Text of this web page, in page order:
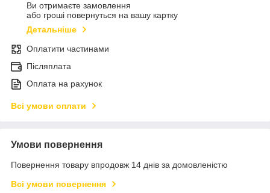
Ви отримаєте замовлення
або гроші повернуться на вашу картку
Детальніше
Оплатити частинами
Післяплата
Оплата на рахунок
Всі умови оплати
Умови повернення
Повернення товару впродовж 14 днів за домовленістю
Всі умови повернення